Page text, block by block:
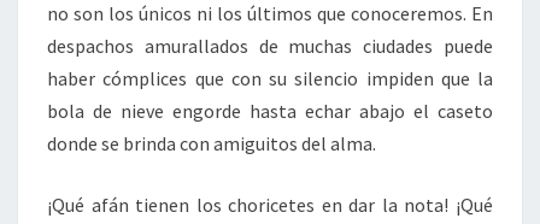
no son los únicos ni los últimos que conoceremos. En
despachos amurallados de muchas ciudades puede
haber cómplices que con su silencio impiden que la
bola de nieve engorde hasta echar abajo el caseto
donde se brinda con amiguitos del alma.
¡Qué afán tienen los choricetes en dar la nota! ¡Qué